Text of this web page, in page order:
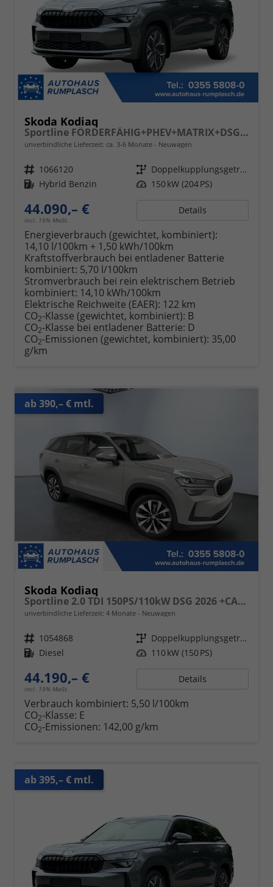
Skoda Kodiaq
Sportline FÖRDERFÄHIG+PHEV+MATRIX+DSG+ACC+eHK+SHZ+KAMERA+19" ALU
unverbindliche Lieferzeit: ca. 3-6 Monate Neuwagen
Fahrzeugnr. 1066120 Getriebe
Doppelkupplungsgetriebe (DSG)
Kraftstoff Hybrid Benzin Leistung 150 kW (204 PS)
44.090,– €
incl. 19% MwSt.
Details
Energieverbrauch (gewichtet, kombiniert):
14,10 l/100km + 1,50 kWh/100km
Kraftstoffverbrauch bei entladener Batterie
kombiniert: 5,70 l/100km
Stromverbrauch bei rein elektrischem Betrieb
kombiniert: 14,10 kWh/100km
Elektrische Reichweite (EAER): 122 km
CO2-Klasse (gewichtet, kombiniert): B
CO2-Klasse bei entladener Batterie: D
CO2-Emissionen (gewichtet, kombiniert): 35,00
g/km
ab 390,– € mtl.
Skoda Kodiaq
Sportline 2.0 TDI 150PS/110kW DSG 2026 +CANTON+CONVENIENCE PLUS+PERFORMANCE+AKUSTIK
unverbindliche Lieferzeit: 4 Monate Neuwagen
Fahrzeugnr. 1054868 Getriebe
Doppelkupplungsgetriebe (DSG)
Kraftstoff Diesel Leistung 110 kW (150 PS)
44.190,– €
incl. 19% MwSt.
Details
Verbrauch kombiniert: 5,50 l/100km
CO2-Klasse: E
CO2-Emissionen: 142,00 g/km
ab 395,– € mtl.